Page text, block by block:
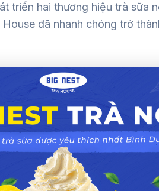
triển hai thương hiệu trà sữa
đã nhanh chóng trở